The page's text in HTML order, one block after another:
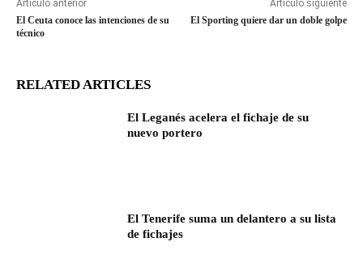
Artículo anterior
El Ceuta conoce las intenciones de su
técnico
Artículo siguiente
El Sporting quiere dar un doble golpe
RELATED ARTICLES
El Leganés acelera el fichaje de su
nuevo portero
El Tenerife suma un delantero a su lista
de fichajes